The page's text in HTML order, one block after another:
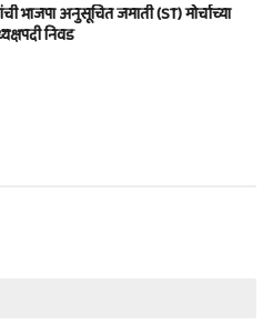
भाजपा अनुसूचित जमाती (ST) मोर्चाच्या
निवड